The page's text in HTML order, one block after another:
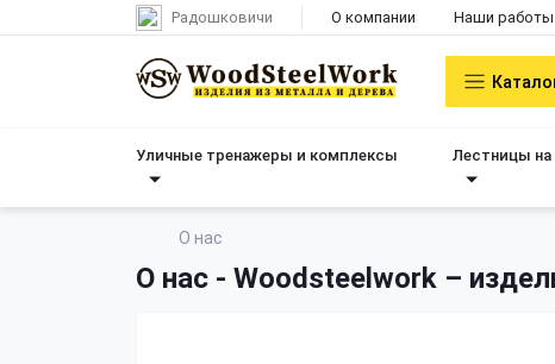
Радошковичи О компании Наши работы
Уличные тренажеры и комплексы Лестницы
О нас
О нас - Woodsteelwork –